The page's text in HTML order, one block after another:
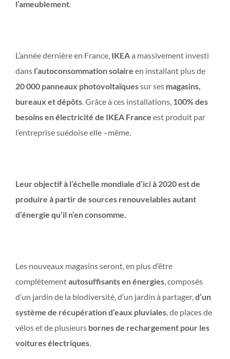
l’ameublement.
L’année dernière en France, IKEAa massivement investi
dans l’autoconsommation solaire en installant plus de
20 000 panneaux photovoltaïquessur ses magasins,
bureaux et dépôts. Grâce à ces installations, 100% des
besoins en électricité de IKEA France est produit par
l’entreprise suédoise elle –même.
Leur objectif à l’échelle mondiale d’ici à 2020 est de
produire à partir de sources renouvelables autant
d’énergie qu’il n’en consomme.
Les nouveaux magasins seront, en plus d’être
complètementautosuffisants en énergies, composés
d’un jardin de la biodiversité, d’un jardin à partager,d’un
système de récupération d’eaux pluviales, de places de
vélos et de plusieurs bornes de rechargement pour les
voitures électriques.